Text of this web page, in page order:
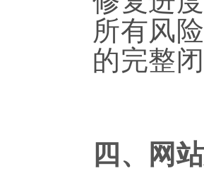
所有风
的完整
四、网